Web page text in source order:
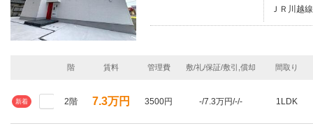
ＪＲ川越
階 賃料 管理費 敷/礼/保証/敷引,償却 間取り
新着 2階 7.3万円 3500円 -/7.3万円/-/- 1LDK